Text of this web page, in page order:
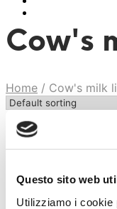
Questo sito web
Utilizziamo i cookie
Cow's
Home / Cow's milk
Showing all 4 results
Robiola